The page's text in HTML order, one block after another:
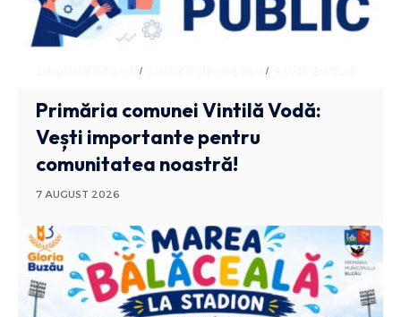
ADMINISTRATIV ANUNTURI BUZAU
Primăria comunei Vintilă Vodă:
Vești importante pentru
comunitatea noastră!
7 AUGUST 2026